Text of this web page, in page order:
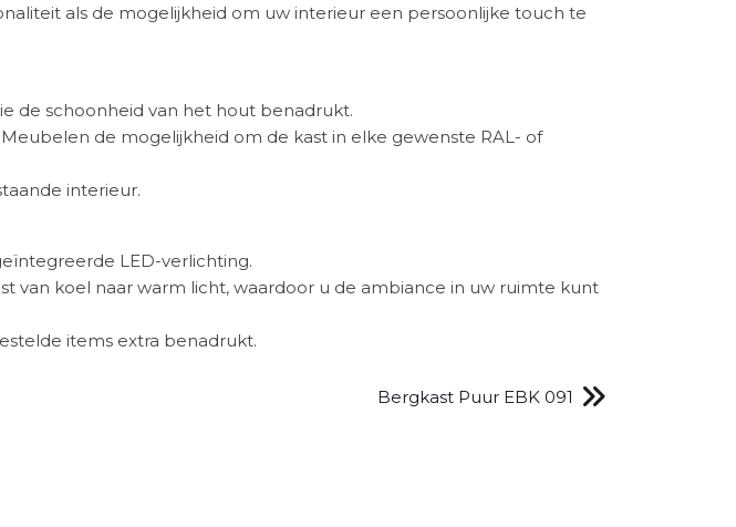
als de mogelijkheid om uw interieur een persoonlijke touch te
de schoonheid van het hout benadrukt.
de mogelijkheid om de kast in elke gewenste RAL- of
interieur.
LED-verlichting.
van koel naar warm licht, waardoor u de ambiance in uw ruimte kunt
items extra benadrukt.
Bergkast Puur EBK 091